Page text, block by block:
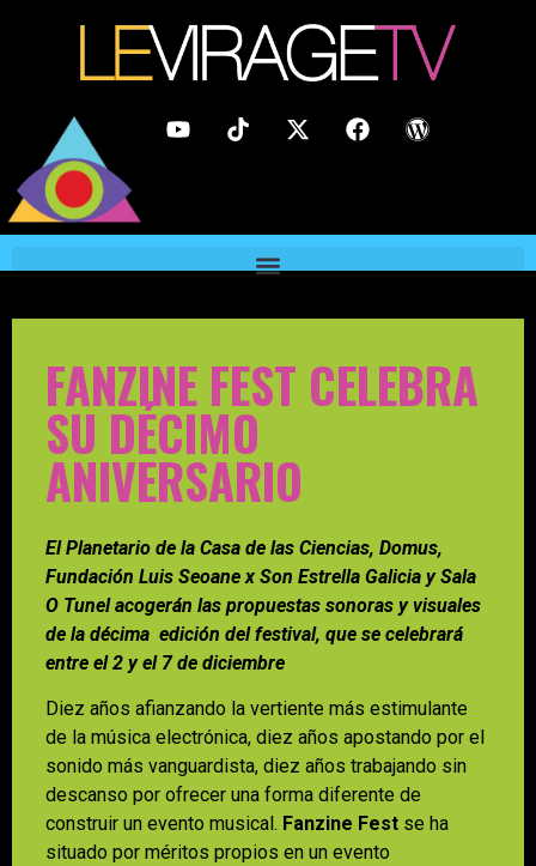
FANZINE FEST CELEBRA
SU DÉCIMO
ANIVERSARIO
El Planetario de la Casa de las Ciencias, Domus,
Fundación Luis Seoane x Son Estrella Galicia y Sala
O Tunel acogerán las propuestas sonoras y visuales
de la décima edición del festival, que se celebrará
entre el 2 y el 7 de diciembre
Diez años afianzando la vertiente más estimulante
de la música electrónica, diez años apostando por el
sonido más vanguardista, diez años trabajando sin
descanso por ofrecer una forma diferente de
construir un evento musical. Fanzine Fest se ha
situado por méritos propios en un evento